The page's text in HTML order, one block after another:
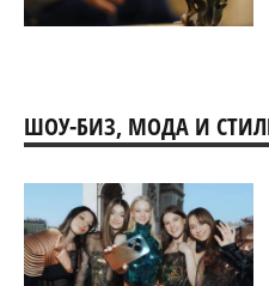
ШОУ-БИЗ, МОДА И